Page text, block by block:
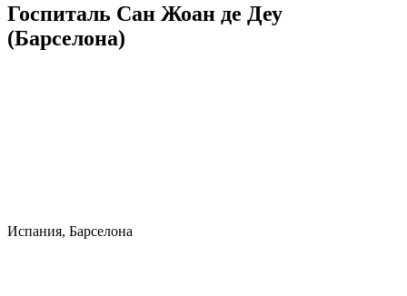
Госпиталь Сан Жоан де Деу
(Барселона)
Испания, Барселона